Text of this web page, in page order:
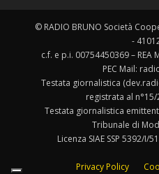
© RADIO BRUNO Società
-
c.f. e p.i. 00754450369 – REA
PEC Mail:
Testata giornalistica
registrata al
Testata giornalistica
Tribunale di
Licenza SIAE SSP 5392/I/
Privacy Policy